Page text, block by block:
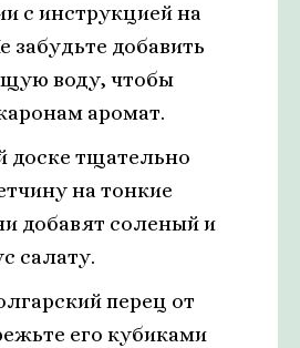
с инструкцией на
забудьте добавить
воду, чтобы
аромат.
доске тщательно
на тонкие
добавят соленый и
салату.
перец от
его кубиками